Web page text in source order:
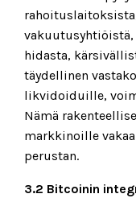
vakuutusyhtiöistä,
hidasta,
täydellinen
likvidoiduille,
Nämä
markkinoille
perustan.
3.2 Bitcoinin